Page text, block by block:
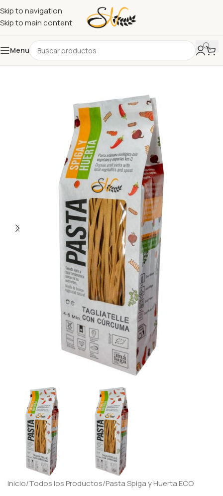
Skip to navigation
Skip to main content
Menu
Inicio/Todos los Productos/Pasta Spiga y Huerta ECO